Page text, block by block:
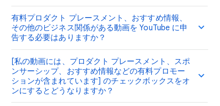
有料プロダクト プレースメント、おすすめ情報、
その他のビジネス関係がある動画を YouTube に申
告する必要はありますか？
[私の動画には、プロダクト プレースメント、スポ
ンサーシップ、おすすめ情報などの有料プロモー
ションが含まれています] のチェックボックスをオ
ンにするとどうなりますか？